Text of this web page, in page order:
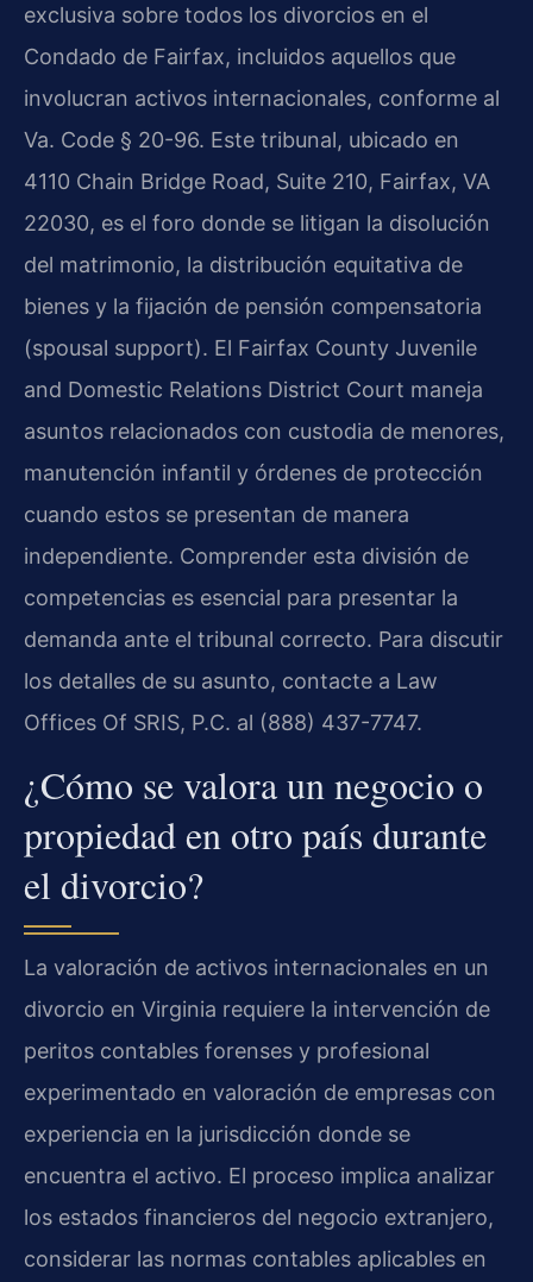
exclusiva sobre todos los divorcios en el
Condado de Fairfax, incluidos aquellos que
involucran activos internacionales, conforme al
Va. Code § 20-96. Este tribunal, ubicado en
4110 Chain Bridge Road, Suite 210, Fairfax, VA
22030, es el foro donde se litigan la disolución
del matrimonio, la distribución equitativa de
bienes y la fijación de pensión compensatoria
(spousal support). El Fairfax County Juvenile
and Domestic Relations District Court maneja
asuntos relacionados con custodia de menores,
manutención infantil y órdenes de protección
cuando estos se presentan de manera
independiente. Comprender esta división de
competencias es esencial para presentar la
demanda ante el tribunal correcto. Para discutir
los detalles de su asunto, contacte a Law
Offices Of SRIS, P.C. al (888) 437-7747.
¿Cómo se valora un negocio o
propiedad en otro país durante
el divorcio?
La valoración de activos internacionales en un
divorcio en Virginia requiere la intervención de
peritos contables forenses y profesional
experimentado en valoración de empresas con
experiencia en la jurisdicción donde se
encuentra el activo. El proceso implica analizar
los estados financieros del negocio extranjero,
considerar las normas contables aplicables en